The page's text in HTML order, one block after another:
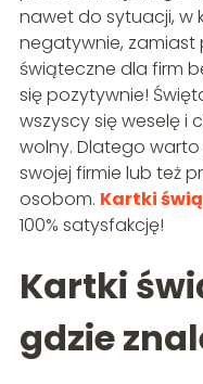
nawet do sytuacji, w
negatywnie, zamiast
świąteczne dla firm
się pozytywnie!
wszyscy się weselę i
wolny. Dlatego
swojej firmie lub też
osobom. Kartki
100% satysfakcję!
Kartki
gdzie